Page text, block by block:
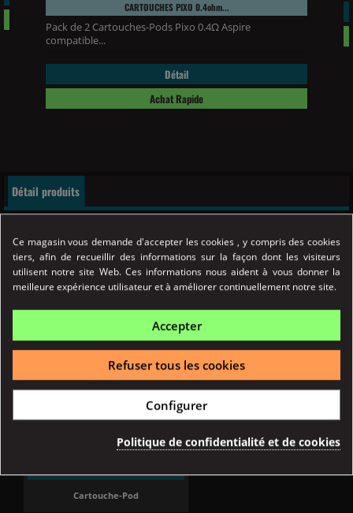
CARTOUCHES PIXO 0.4ohm...
Pack de 2 Cartouches-Pods Pixo 0.4Ω Aspire
compatible...
Détail
Achat Rapide
Détail produits
Référence04622
Cartouche-Pod
Ce magasin vous demande d'accepter les cookies , y compris des cookies
tiers, afin de recueillir des informations sur la façon dont les visiteurs
utilisent notre site Web. Ces informations nous aident à vous donner la
meilleure expérience utilisateur et à améliorer continuellement notre site.
Accepter
Refuser tous les cookies
Configurer
Politique de confidentialité et de cookies